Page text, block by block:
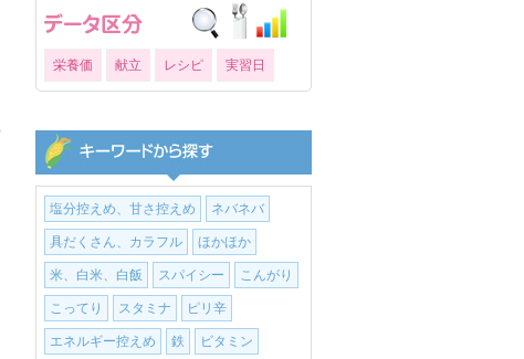
栄養価 献立 レシピ 実習日
塩分控えめ、甘さ控えめ ネバネバ
具だくさん、カラフル ほかほか
米、白米、白飯 スパイシー こんがり
こってり スタミナ ピリ辛
エネルギー控えめ 鉄 ビタミン